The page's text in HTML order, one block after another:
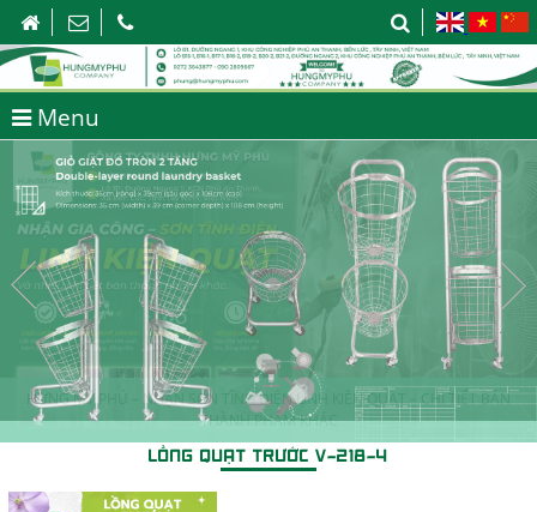
Menu
HƯNG MỸ PHÚ – NHẬN SƠN TĨNH ĐIỆN LINH KIỆN QUẠT – CHI TIẾT BÁN
THÀNH PHẨM KHÁC
LỒNG QUẠT TRƯỚC V-218-4